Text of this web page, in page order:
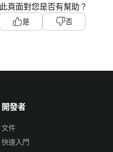
此頁面對您是否有幫助？
是 否
開發者
文件
快速入門